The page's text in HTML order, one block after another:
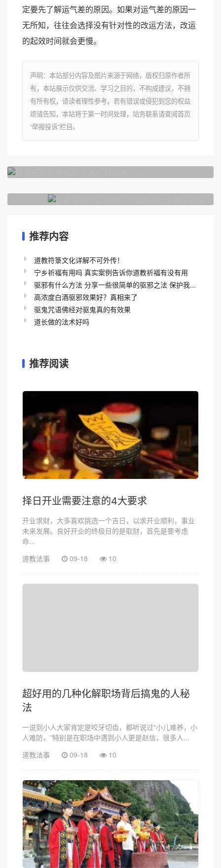
定要先了解运气差的原因。如果对运气差的原因一
无所知，往往会选择没有针对性的改运方法，改运
的起效时间就会更慢。
声明：本站部分内容及图片来源于网络，版权归原作者所
有，本站展示仅供交流、学习之目的，不构成建议，不拥
有所有权，请读者理性参考。若有错误或侵犯到您的权益
烦请告知，本站将于第一时间处理，站务联系请查阅首页
“举报投诉”栏目。
推荐内容
道教符箓文化详解不可外传！
宁乡祈福有用吗 真实案例告诉你道教祈福有没有用
驱邪有什么方法 分享一些很简单的驱邪之法 保护我...
高浓度白酒驱邪效果好？真相来了
驱鬼咒语佛经对驱鬼真的有效果
道长做的法术好吗
推荐阅读
择日开业需要注意的4大要求
开业求财，大多喜欢挑选一个吉日，以求开业顺利，事业
未来发展。良好开业的终极目的是取财，首先是要考虑
命...
道教法事
09-18 10
超好用的几种化解职场背后搞鬼的人秘
法
一说到小人大家肯定是咬牙切齿，都听说过“小儿难养，小
人难防，”特别是在职场中遇到小人更是赵信，很多人...
道教法事
09-18 10